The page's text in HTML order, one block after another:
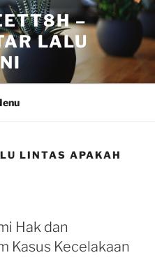
–
LALU
LINTAS APAKAH
Hak dan
Kasus Kecelakaan